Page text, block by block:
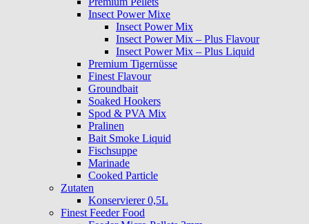
Insect Power Mixe
Insect Power Mix
Insect Power Mix – Plus Flavour
Insect Power Mix – Plus Liquid
Premium Tigernüsse
Finest Flavour
Groundbait
Soaked Hookers
Spod & PVA Mix
Pralinen
Bait Smoke Liquid
Fischsuppe
Marinade
Cooked Particle
Zutaten
Konservierer 0,5L
Finest Feeder Food